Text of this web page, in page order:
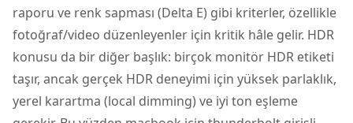
raporu ve renk sapması (Delta E) gibi kriterler, özellikle
fotoğraf/video düzenleyenler için kritik hâle gelir. HDR
konusu da bir diğer başlık: birçok monitör HDR etiketi
taşır, ancak gerçek HDR deneyimi için yüksek parlaklık,
yerel karartma (local dimming) ve iyi ton eşleme